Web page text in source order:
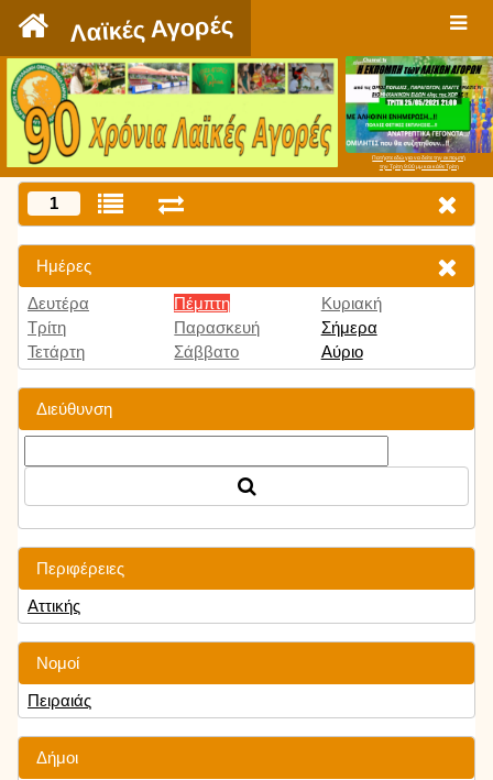
Λαϊκές Αγορές
Πατήστε εδώ για να δείτε την εκπομπή
την Τρίτη 9:00 μμ και κάθε Τρίτη
1
Ημέρες
Δευτέρα
Τρίτη
Τετάρτη
Πέμπτη
Παρασκευή
Σάββατο
Κυριακή
Σήμερα
Αύριο
Διεύθυνση
Περιφέρειες
Αττικής
Νομοί
Πειραιάς
Δήμοι